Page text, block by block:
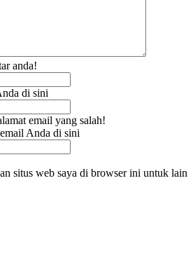
anda!
di sini
email yang salah!
Anda di sini
situs web saya di browser ini untuk lain